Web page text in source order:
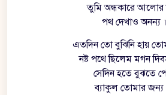
তুমি অন্ধকারে আলোর
পথ দেখাও অনন্য ॥
এতদিন তো বুঝিনি হায়
নষ্ট পথে ছিলেম মগন
সেদিন হতে বুঝতে
ব্যাকুল তোমার জন্য